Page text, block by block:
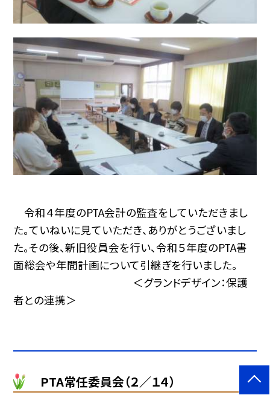
令和４年度のPTA会計の監査をしていただきまし
た。ていねいに見ていただき、ありがとうございまし
た。その後、新旧役員会を行い、令和５年度のPTA書
面総会や年間計画について引継ぎを行いました。
＜グランドデザイン：保護
者との連携＞
PTA常任委員会（２／１４）